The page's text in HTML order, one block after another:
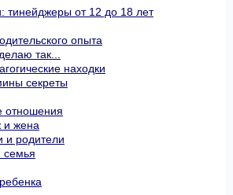
тинейджеры от 12 до 18 лет
опыта
так...
находки
секреты
и жена
и родители